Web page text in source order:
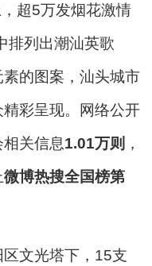
超5万发烟花激情
排列出潮汕英歌
的图案，汕头城市
彩呈现。
网络公开
关信息1.01万则 ，
微博热搜全国榜第
文光塔下，15支